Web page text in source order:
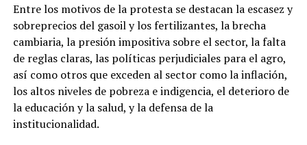
Entre los motivos de la protesta se destacan la escasez y
sobreprecios del gasoil y los fertilizantes, la brecha
cambiaria, la presión impositiva sobre el sector, la falta
de reglas claras, las políticas perjudiciales para el agro,
así como otros que exceden al sector como la inflación,
los altos niveles de pobreza e indigencia, el deterioro de
la educación y la salud, y la defensa de la
institucionalidad.